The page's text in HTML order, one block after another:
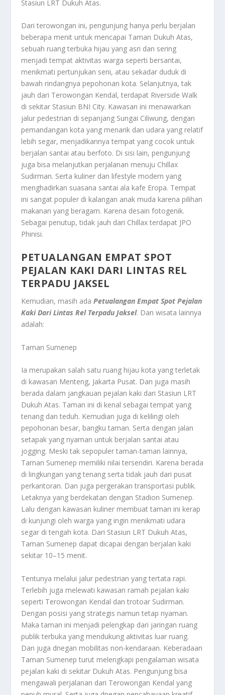
Stasiun LRT Dukuh Atas.
Dari terowongan ini, pengunjung hanya perlu berjalan
beberapa menit untuk mencapai Taman Dukuh Atas,
sebuah ruang terbuka hijau yang asri dan sering
menjadi tempat aktivitas warga seperti bersantai,
menikmati pertunjukan seni, atau sekadar duduk di
bawah rindangnya pepohonan kota. Selanjutnya, tak
jauh dari Terowongan Kendal, terdapat Riverside Walk
di sekitar Stasiun BNI City. Kawasan ini menawarkan
jalur pedestrian di sepanjang Sungai Ciliwung, dengan
pemandangan kota yang menarik dan udara yang relatif
lebih segar, menjadikannya tempat yang cocok untuk
berjalan santai atau berfoto. Di sisi lain, pengunjung
juga bisa melanjutkan perjalanan menuju Chillax
Sudirman. Serta kuliner dan lifestyle modern yang
menghadirkan suasana santai ala kafe Eropa. Tempat
ini sangat populer di kalangan anak muda karena pilihan
makanan yang beragam. Karena desain fotogenik.
Sebagai penutup, tidak jauh dari Chillax terdapat JPO
Phinisi.
PETUALANGAN EMPAT SPOT
PEJALAN KAKI DARI LINTAS REL
TERPADU JAKSEL
Kemudian, masih adaPetualangan Empat Spot Pejalan
Kaki Dari Lintas Rel Terpadu Jaksel. Dan wisata lainnya
adalah:
Taman Sumenep
Ia merupakan salah satu ruang hijau kota yang terletak
di kawasan Menteng, Jakarta Pusat. Dan juga masih
berada dalam jangkauan pejalan kaki dari Stasiun LRT
Dukuh Atas. Taman ini di kenal sebagai tempat yang
tenang dan teduh. Kemudian juga di kelilingi oleh
pepohonan besar, bangku taman. Serta dengan jalan
setapak yang nyaman untuk berjalan santai atau
jogging. Meski tak sepopuler taman-taman lainnya,
Taman Sumenep memiliki nilai tersendiri. Karena berada
di lingkungan yang tenang serta tidak jauh dari pusat
perkantoran. Dan juga pergerakan transportasi publik.
Letaknya yang berdekatan dengan Stadion Sumenep.
Lalu dengan kawasan kuliner membuat taman ini kerap
di kunjungi oleh warga yang ingin menikmati udara
segar di tengah kota. Dari Stasiun LRT Dukuh Atas,
Taman Sumenep dapat dicapai dengan berjalan kaki
sekitar 10–15 menit.
Tentunya melalui jalur pedestrian yang tertata rapi.
Terlebih juga melewati kawasan ramah pejalan kaki
seperti Terowongan Kendal dan trotoar Sudirman.
Dengan posisi yang strategis namun tetap nyaman.
Maka taman ini menjadi pelengkap dari jaringan ruang
publik terbuka yang mendukung aktivitas luar ruang.
Dan juga dnegan mobilitas non-kendaraan. Keberadaan
Taman Sumenep turut melengkapi pengalaman wisata
pejalan kaki di sekitar Dukuh Atas. Pengunjung bisa
mengawali perjalanan dari Terowongan Kendal yang